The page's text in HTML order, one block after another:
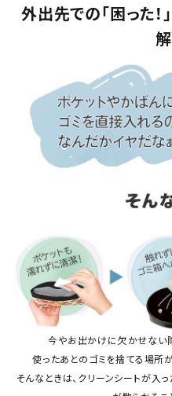
外出先での「困った
今やお出かけに欠かせない除
使ったあとのゴミを捨てる場所
そんなときは、クリーンシートが入